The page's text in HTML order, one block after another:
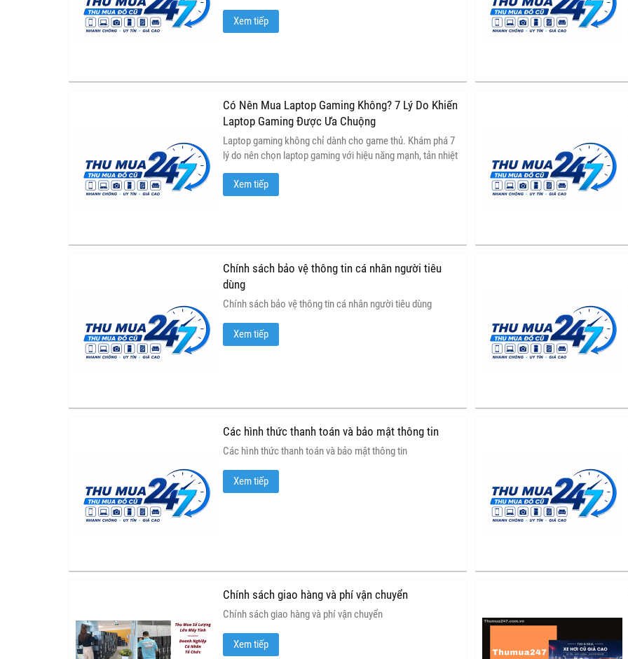
sánh chi phí, hiệu năng và độ bền để chọn được chiếc
laptop phù hợp nhất với nhu cầu và ngân sách của bạn.
Xem tiếp
Có Nên Mua Laptop Gaming Không? 7 Lý Do Khiến
Laptop Gaming Được Ưa Chuộng
Laptop gaming không chỉ dành cho game thủ. Khám phá 7
lý do nên chọn laptop gaming với hiệu năng mạnh, tản nhiệt
tốt, độ bền cao và khả năng đáp ứng học tập, làm việc lâu
dài.Xem tiếp
Chính sách bảo vệ thông tin cá nhân người tiêu
dùng
Chính sách bảo vệ thông tin cá nhân người tiêu dùng
Xem tiếp
Các hình thức thanh toán và bảo mật thông tin
Các hình thức thanh toán và bảo mật thông tin
Xem tiếp
Chính sách giao hàng và phí vận chuyển
Chính sách giao hàng và phí vận chuyển
Xem tiếp